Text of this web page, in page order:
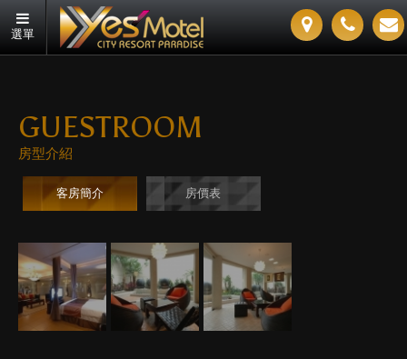
選單
GUESTROOM
房型介紹
客房簡介 房價表